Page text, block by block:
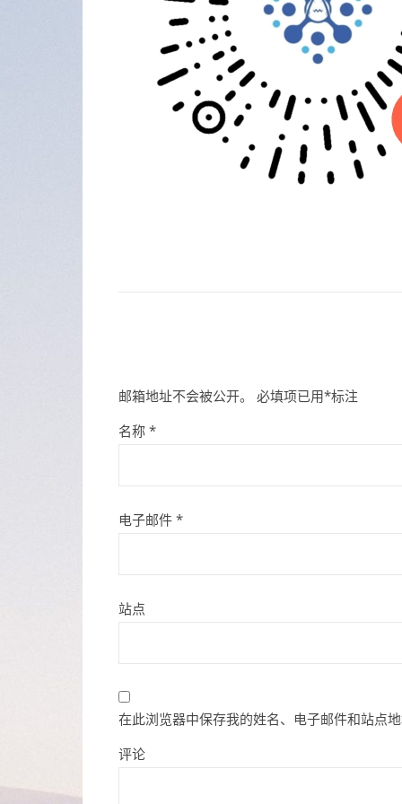
邮箱地址不会被公开。 必填项已用*标注
名称 *
电子邮件 *
站点
在此浏览器中保存我的姓名、电子邮件和站点
评论